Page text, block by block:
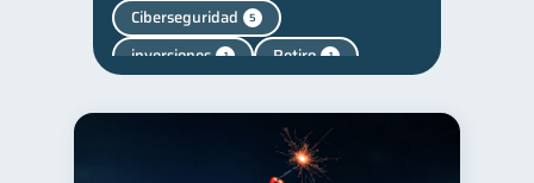
Ciberseguridad 5
inversiones 1 Retiro 1
31
Finanzas para jóvenes 30